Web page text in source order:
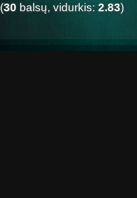
(30 balsų, vidurkis: 2.83)